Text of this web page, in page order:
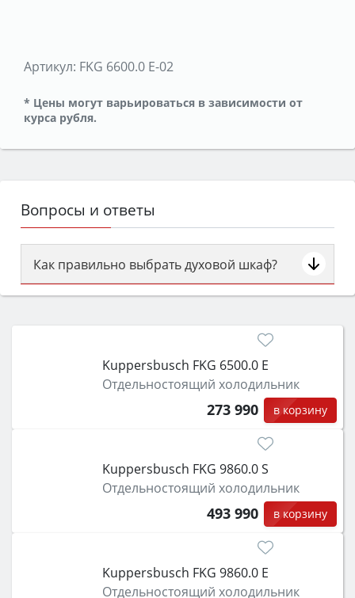
Артикул: FKG 6600.0 E-02
* Цены могут варьироваться в зависимости от
курса рубля.
Вопросы и ответы
Как правильно выбрать духовой шкаф?
Сначала определитесь с типом (газовый или
затем смотрите на объём 50–70 л для семьи,
функции (конвекция, гриль, самоочистка,
защита от детей).
Kuppersbusch FKG 6500.0 E
Отдельностоящий холодильник
273 990 в корзину
Kuppersbusch FKG 9860.0 S
Отдельностоящий холодильник
493 990 в корзину
Kuppersbusch FKG 9860.0 E
Отдельностоящий холодильник